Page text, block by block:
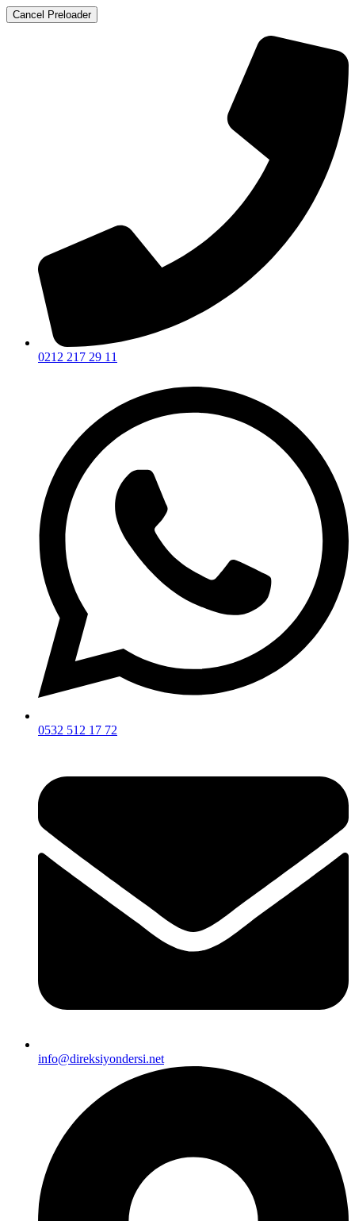
Cancel Preloader
0212 217 29 11
0532 512 17 72
info@direksiyondersi.net